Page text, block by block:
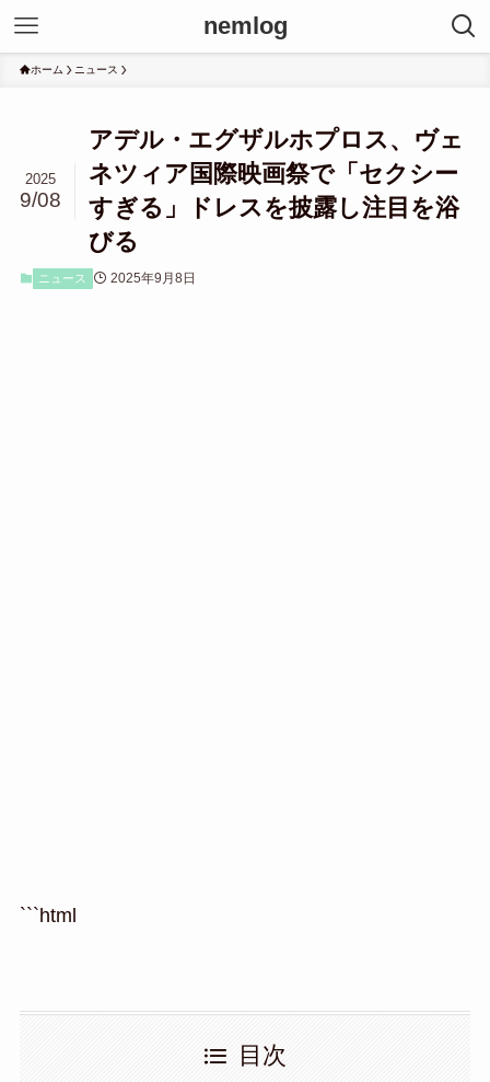
nemlog
ホーム ニュース
アデル・エグザルホプロス、ヴェ
ネツィア国際映画祭で「セクシー
すぎる」ドレスを披露し注目を浴
びる
2025
9/08
ニュース 2025年9月8日
```html
目次